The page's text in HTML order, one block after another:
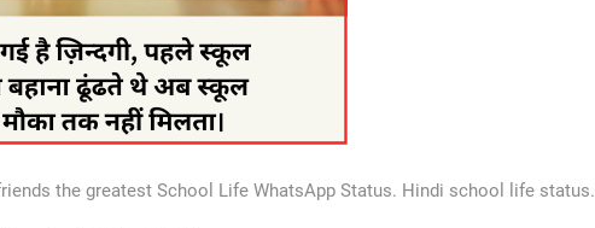
the greatest School Life WhatsApp Status. Hindi school life status.